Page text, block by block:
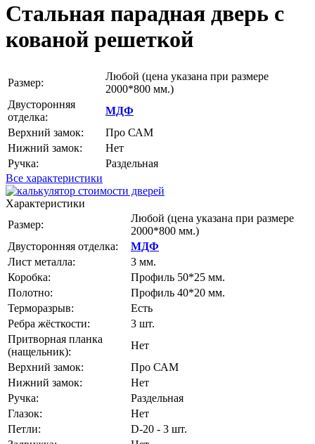
Стальная парадная дверь с
кованой решеткой
Размер:
Любой (цена указана при размере
2000*800 мм.)
Двусторонняя
отделка:
МДФ
Верхний замок:
Про САМ
Нижний замок:
Нет
Ручка:
Раздельная
Все характеристики
Характеристики
Размер:
Любой (цена указана при размере
2000*800 мм.)
Двусторонняя отделка:
МДФ
Лист металла:
3 мм.
Коробка:
Профиль 50*25 мм.
Полотно:
Профиль 40*20 мм.
Терморазрыв:
Есть
Ребра жёсткости:
3 шт.
Притворная планка
(нащельник):
Нет
Верхний замок:
Про САМ
Нижний замок:
Нет
Ручка:
Раздельная
Глазок:
Нет
Петли:
D-20 - 3 шт.